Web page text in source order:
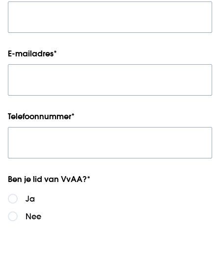
E-mailadres*
Telefoonnummer*
Ben je lid van VvAA?*
Ja
Nee